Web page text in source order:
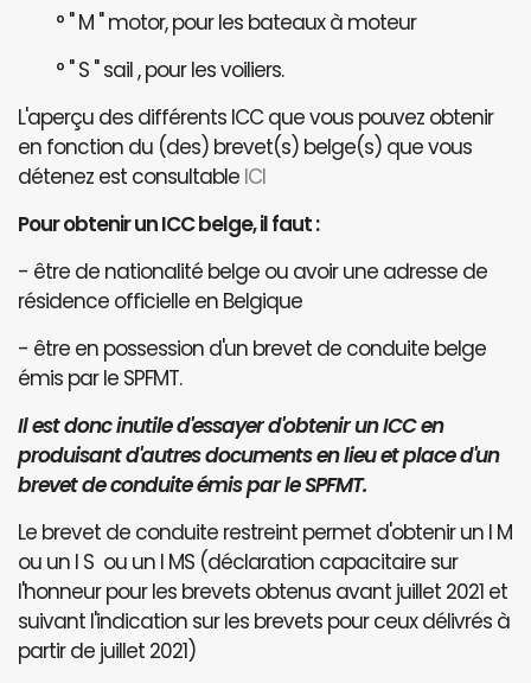
° " M " motor, pour les bateaux à moteur
° " S " sail , pour les voiliers.
L'aperçu des différents ICC que vous pouvez obtenir
en fonction du (des) brevet(s) belge(s) que vous
détenez est consultable ICI
Pour obtenir un ICC belge, il faut :
- être de nationalité belge ou avoir une adresse de
résidence officielle en Belgique
- être en possession d'un brevet de conduite belge
émis par le SPFMT.
Il est donc inutile d'essayer d'obtenir un ICC en
produisant d'autres documents en lieu et place d'un
brevet de conduite émis par le SPFMT.
Le brevet de conduite restreint permet d'obtenir un I M
ou un I S ou un I MS (déclaration capacitaire sur
l'honneur pour les brevets obtenus avant juillet 2021 et
suivant l'indication sur les brevets pour ceux délivrés à
partir de juillet 2021)